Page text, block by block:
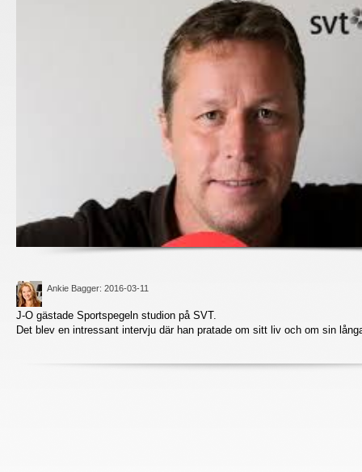
Ankie Bagger: 2016-03-11
J-O gästade Sportspegeln studion på SVT.
Det blev en intressant intervju där han pratade om sitt liv och om sin